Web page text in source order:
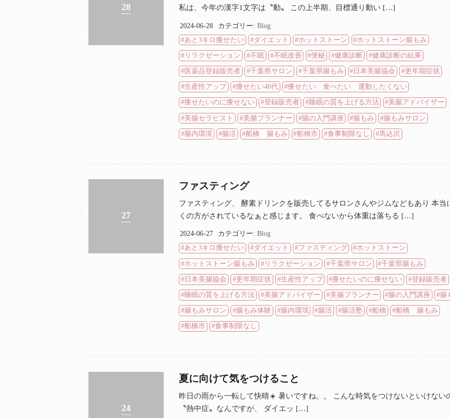
28
私は、今年の漢字1文字は〝動〟 この上半期、目標通り動い […]
2024-06-28 カテゴリー: Blog
あと3キロ痩せたい
ダイエット ホットストーン ホットストーン腸もみ
リラクゼーション 不眠 不眠改善 便秘 健康診断 健康診断の結果
医薬品登録販売者 千葉県サロン 千葉県腸もみ 日本美腸協会 更年期症状
生産性アップ 痩せたい40代 痩せたい 食べたい 運動したくない
痩せたいのに痩せない 登録販売者 睡眠の質を上げる方法 美腸アドバイザー
美腸セラピスト 美腸プランナー 腸の入門講座 腸もみ 腸もみサロン
腸内環境 腸活 船橋 腸もみ 船橋市 食事制限なし 馬込沢
27
ファスティング
ファスティング、 酵素ドリンクを販売してるサロンさんやジムなどもあり 本当
くの方がされているなぁと感じます。 食べないから体重は落ちる […]
2024-06-27 カテゴリー: Blog
あと3キロ痩せたい
ダイエット ファスティング ホットストーン
ホットストーン腸もみ リラクゼーション 千葉県サロン 千葉県腸もみ
日本美腸協会 更年期症状 生産性アップ 痩せたいのに痩せない 登録販売者
睡眠の質を上げる方法 美腸アドバイザー 美腸プランナー 腸の入門講座 腸
腸もみサロン 腸もみ体験 腸内環境 腸活 腸活塾 船橋 船橋 腸もみ
船橋市 食事制限なし
24
夏に向けて気をつけること
昨日の雨から一転して快晴☀️ 暑いですね。。 こんな時気をつけないといけない
〝熱中症〟なんですが、 ダイエッ […]